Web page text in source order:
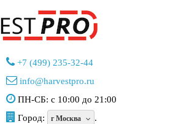
+7 (499) 235-32-44
info@harvestpro.ru
ПН-СБ: с 10:00 до 21:00
Город:
г Москва
.